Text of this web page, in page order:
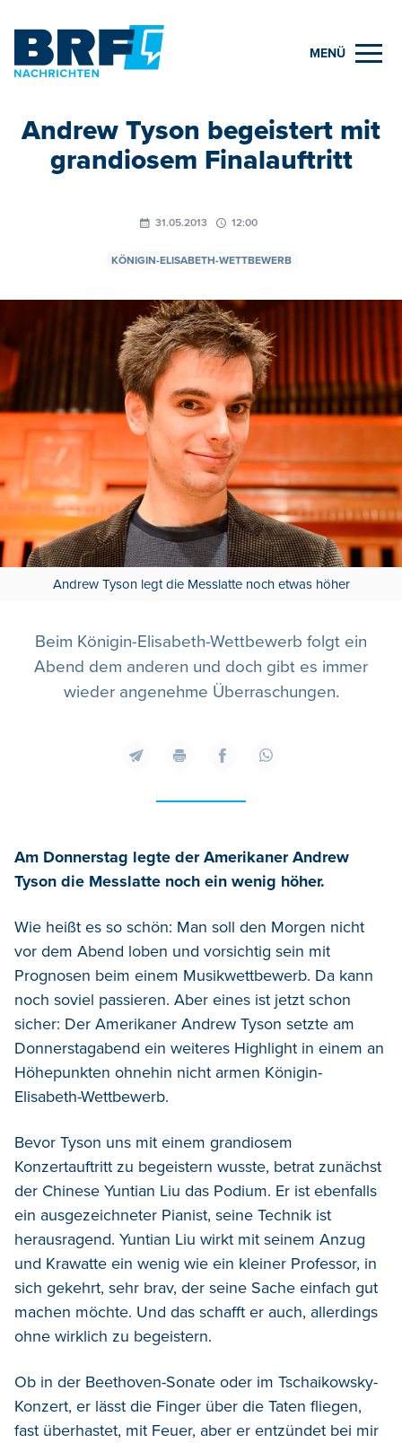
MENÜ
Andrew Tyson begeistert mit
grandiosem Finalauftritt
31.05.2013 12:00
KÖNIGIN-ELISABETH-WETTBEWERB
Andrew Tyson legt die Messlatte noch etwas höher
Beim Königin-Elisabeth-Wettbewerb folgt ein
Abend dem anderen und doch gibt es immer
wieder angenehme Überraschungen.
Am Donnerstag legte der Amerikaner Andrew
Tyson die Messlatte noch ein wenig höher.
Wie heißt es so schön: Man soll den Morgen nicht
vor dem Abend loben und vorsichtig sein mit
Prognosen beim einem Musikwettbewerb. Da kann
noch soviel passieren. Aber eines ist jetzt schon
sicher: Der Amerikaner Andrew Tyson setzte am
Donnerstagabend ein weiteres Highlight in einem an
Höhepunkten ohnehin nicht armen Königin-
Elisabeth-Wettbewerb.
Bevor Tyson uns mit einem grandiosem
Konzertauftritt zu begeistern wusste, betrat zunächst
der Chinese Yuntian Liu das Podium. Er ist ebenfalls
ein ausgezeichneter Pianist, seine Technik ist
herausragend. Yuntian Liu wirkt mit seinem Anzug
und Krawatte ein wenig wie ein kleiner Professor, in
sich gekehrt, sehr brav, der seine Sache einfach gut
machen möchte. Und das schafft er auch, allerdings
ohne wirklich zu begeistern.
Ob in der Beethoven-Sonate oder im Tschaikowsky-
Konzert, er lässt die Finger über die Taten fliegen,
fast überhastet, mit Feuer, aber er entzündet bei mir